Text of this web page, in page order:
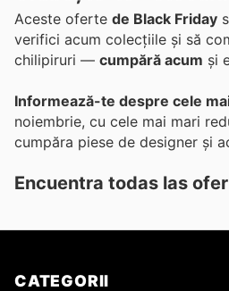
Aceste oferte de Black Friday
verifici acum colecțiile și să
chilipiruri — cumpără acum și
Informează-te despre cele
noiembrie, cu cele mai mari
cumpăra piese de designer și
Encuentra todas las
CATEGORII